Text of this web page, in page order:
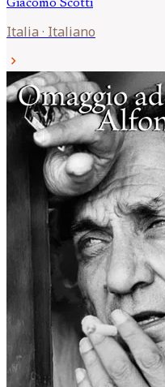
Giacomo Scotti
Italia · Italiano
chevron_right